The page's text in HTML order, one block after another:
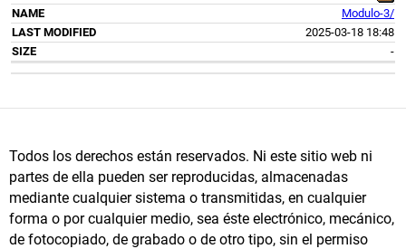
Modulo-3/
2025-03-18 18:48
-
Todos los derechos están reservados. Ni este sitio web ni
partes de ella pueden ser reproducidas, almacenadas
mediante cualquier sistema o transmitidas, en cualquier
forma o por cualquier medio, sea éste electrónico, mecánico,
de fotocopiado, de grabado o de otro tipo, sin el permiso